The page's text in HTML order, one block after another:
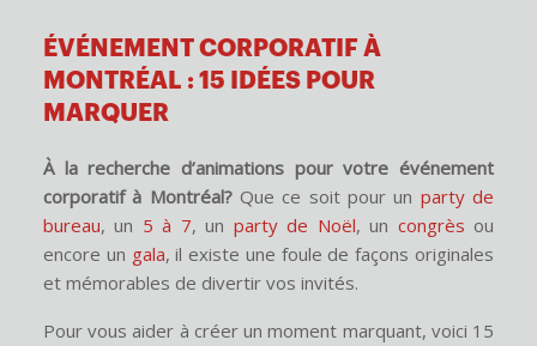
ÉVÉNEMENT CORPORATIF À
MONTRÉAL : 15 IDÉES POUR
MARQUER
À la recherche d’animations pour votre événement
corporatif à Montréal?Que ce soit pour un party de
bureau, un 5 à 7, un party de Noël, un congrès ou
encore un gala, il existe une foule de façons originales
et mémorables de divertir vos invités.
Pour vous aider à créer un moment marquant, voici 15